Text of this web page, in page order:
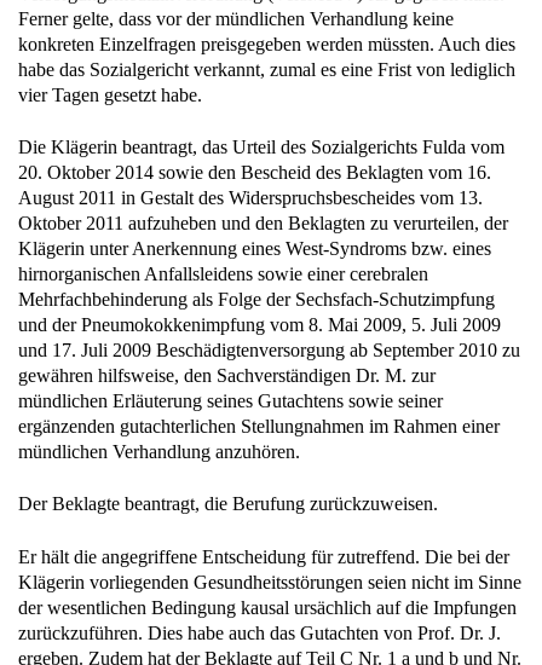
konkreten Einzelfragen preisgegeben werden müssten. Auch dies
habe das Sozialgericht verkannt, zumal es eine Frist von lediglich
vier Tagen gesetzt habe.
20. Oktober 2014 sowie den Bescheid des Beklagten vom 16.
August 2011 in Gestalt des Widerspruchsbescheides vom 13.
Oktober 2011 aufzuheben und den Beklagten zu verurteilen, der
Klägerin unter Anerkennung eines West-Syndroms bzw. eines
hirnorganischen Anfallsleidens sowie einer cerebralen
Mehrfachbehinderung als Folge der Sechsfach-Schutzimpfung
und der Pneumokokkenimpfung vom 8. Mai 2009, 5. Juli 2009
und 17. Juli 2009 Beschädigtenversorgung ab September 2010 zu
gewähren hilfsweise, den Sachverständigen Dr. M. zur
mündlichen Erläuterung seines Gutachtens sowie seiner
ergänzenden gutachterlichen Stellungnahmen im Rahmen einer
mündlichen Verhandlung anzuhören.
Klägerin vorliegenden Gesundheitsstörungen seien nicht im Sinne
der wesentlichen Bedingung kausal ursächlich auf die Impfungen
zurückzuführen. Dies habe auch das Gutachten von Prof. Dr. J.
ergeben. Zudem hat der Beklagte auf Teil C Nr. 1 a und b und Nr.
3 a und b der VersMedV verwiesen. Hiernach genüge für die